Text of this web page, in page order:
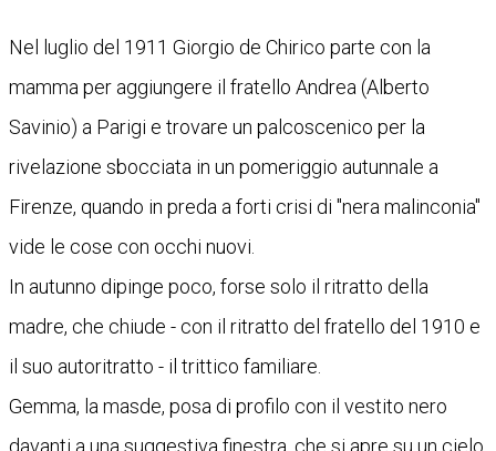
Nel luglio del 1911 Giorgio de Chirico parte con la
mamma per aggiungere il fratello Andrea (Alberto
Savinio) a Parigi e trovare un palcoscenico per la
rivelazione sbocciata in un pomeriggio autunnale a
Firenze, quando in preda a forti crisi di "nera malinconia"
vide le cose con occhi nuovi.
In autunno dipinge poco, forse solo il ritratto della
madre, che chiude - con il ritratto del fratello del 1910 e
il suo autoritratto - il trittico familiare.
Gemma, la masde, posa di profilo con il vestito nero
davanti a una suggestiva finestra, che si apre su un cielo